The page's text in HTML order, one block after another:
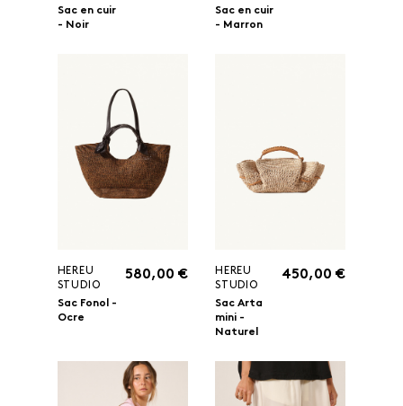
Sac en cuir
- Noir
Sac en cuir
- Marron
HEREU
STUDIO
Sac Fonol -
Ocre
580,00 €
HEREU
STUDIO
Sac Arta
mini -
Naturel
450,00 €